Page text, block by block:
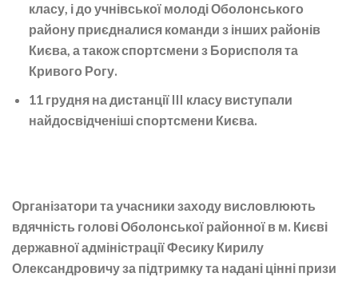
класу, і до учнівської молоді Оболонського
району приєдналися команди з інших районів
Києва, а також спортсмени з Борисполя та
Кривого Рогу.
11 грудня на дистанції III класу виступали
найдосвідченіші спортсмени Києва.
Організатори та учасники заходу висловлюють
вдячність голові Оболонської районної в м. Києві
державної адміністрації Фесику Кирилу
Олександровичу за підтримку та надані цінні призи